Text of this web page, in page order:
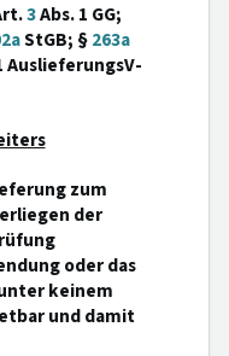
3Abs. 1 GG;
StGB; §263a
AuslieferungsV-
zum
der
oder das
keinem
und damit